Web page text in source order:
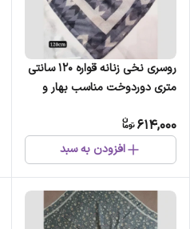
روسری نخی زنانه قواره 120 سانتی
متری دوردوخت مناسب بهار و
614,000
افزودن به سبد